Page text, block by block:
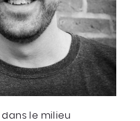
dans le milieu